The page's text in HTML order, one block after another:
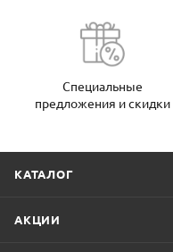
Специальные
предложения и скидки
КАТАЛОГ
АКЦИИ